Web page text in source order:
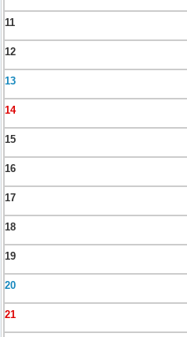
11
12
13
14
15
16
17
18
19
20
21